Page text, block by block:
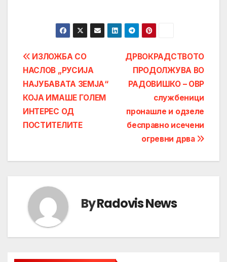
Post
navigation
ДРВОКРАДСТВОТО
ПРОДОЛЖУВА ВО
РАДОВИШКО – ОВР
службеници
пронашле и одзеле
бесправно исечени
огревни дрва
ИЗЛОЖБА СО
НАСЛОВ „РУСИЈА
НАЈУБАВАТА ЗЕМЈА“
КОЈА ИМАШЕ ГОЛЕМ
ИНТЕРЕС ОД
ПОСТИТЕЛИТЕ
ByRadovis News